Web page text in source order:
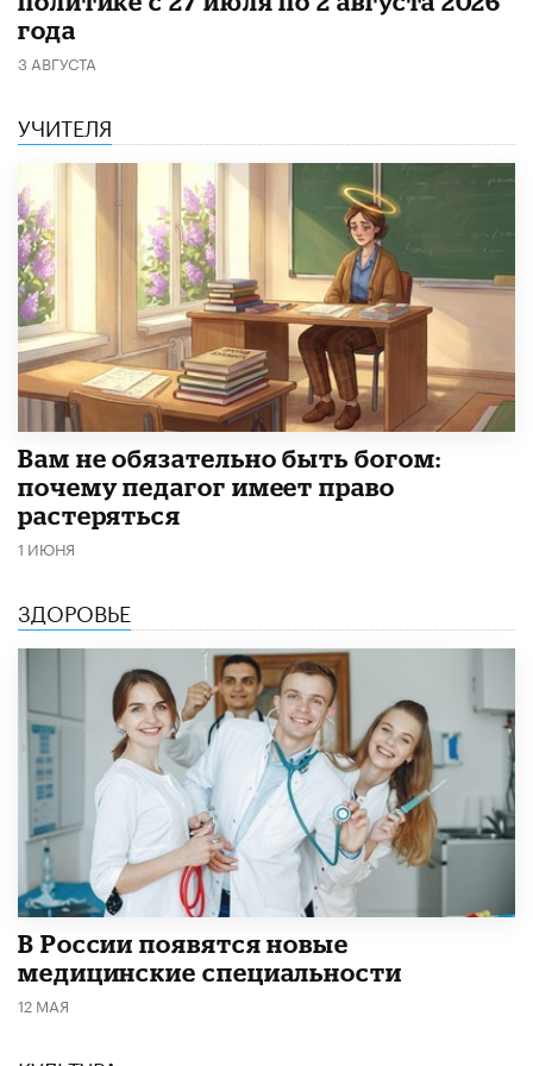
года
3 АВГУСТА
УЧИТЕЛЯ
​Вам не обязательно быть богом:
почему педагог имеет право
растеряться
1 ИЮНЯ
ЗДОРОВЬЕ
В России появятся новые
медицинские специальности
12 МАЯ